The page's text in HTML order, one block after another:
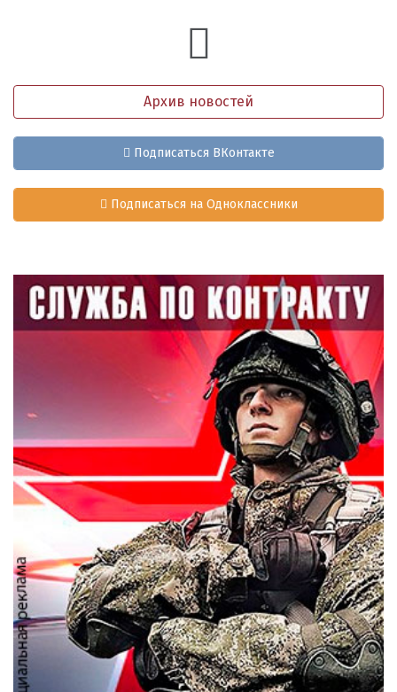
Архив новостей
Подписаться ВКонтакте
Подписаться на Одноклассники